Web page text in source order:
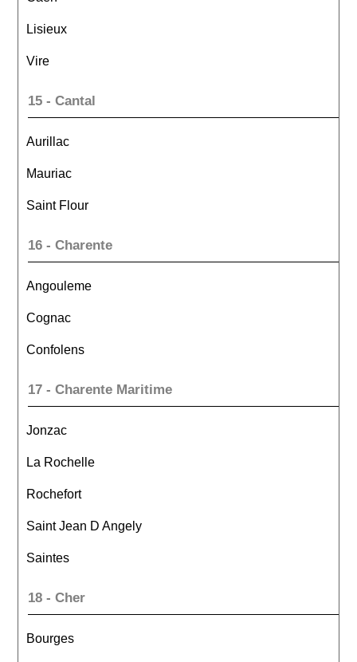
Lisieux
Vire
15 - Cantal
Aurillac
Mauriac
Saint Flour
16 - Charente
Angouleme
Cognac
Confolens
17 - Charente Maritime
Jonzac
La Rochelle
Rochefort
Saint Jean D Angely
Saintes
18 - Cher
Bourges